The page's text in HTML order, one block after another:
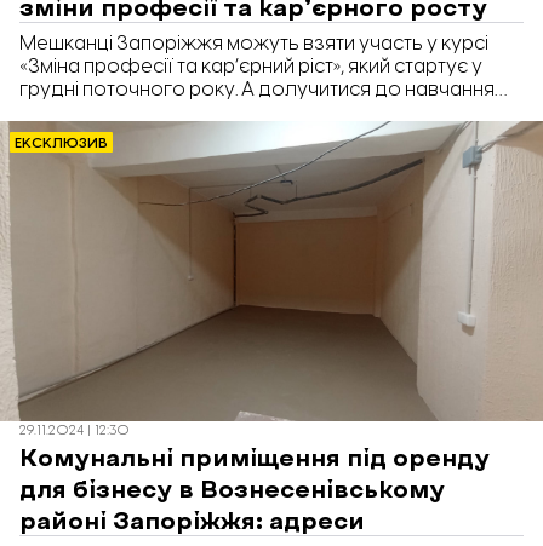
Мешканці Запоріжжя можуть взяти участь у курсі
«Зміна професії та кар’єрний ріст», який стартує у
грудні поточного року. А долучитися до навчання
ЕКСКЛЮЗИВ
29.11.2024 | 12:30
Комунальні приміщення під оренду
для бізнесу в Вознесенівському
районі Запоріжжя: адреси